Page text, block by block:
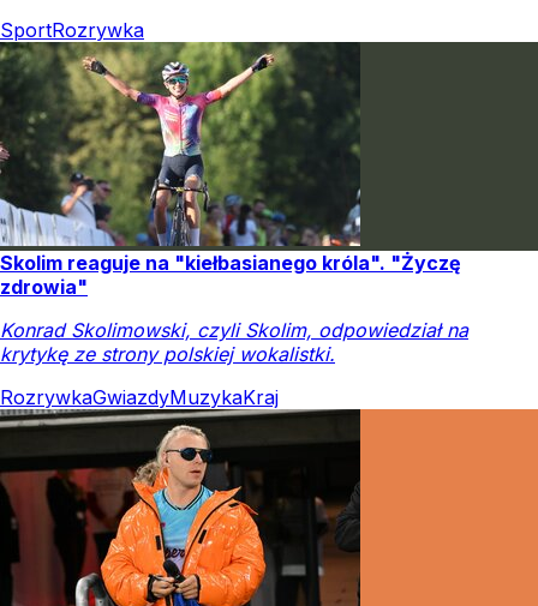
SportRozrywka
Skolim reaguje na "kiełbasianego króla". "Życzę
zdrowia"
Konrad Skolimowski, czyli Skolim, odpowiedział na
krytykę ze strony polskiej wokalistki.
RozrywkaGwiazdyMuzykaKraj